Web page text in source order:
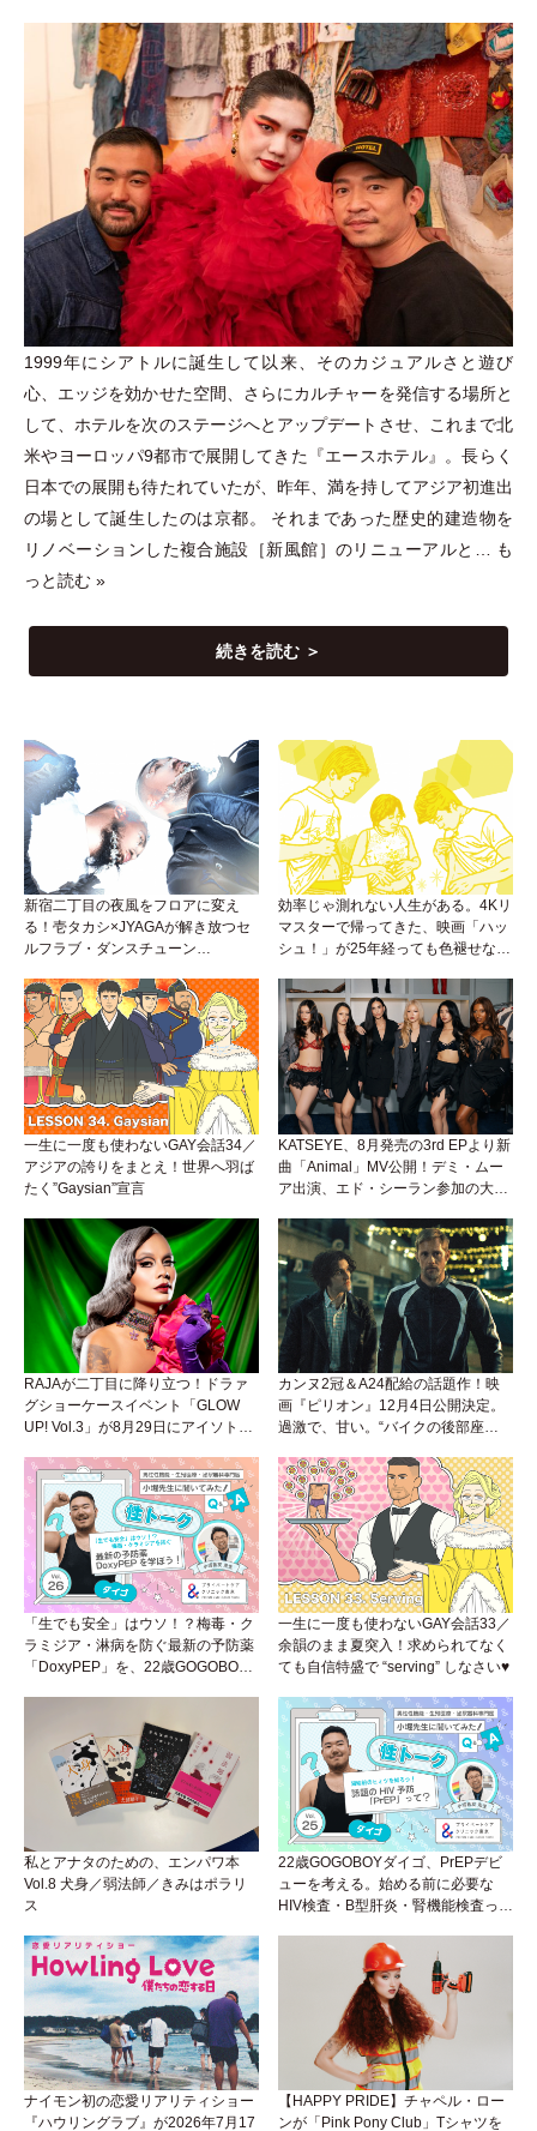
1999年にシアトルに誕生して以来、そのカジュアルさと遊び
心、エッジを効かせた空間、さらにカルチャーを発信する場所と
して、ホテルを次のステージへとアップデートさせ、これまで北
米やヨーロッパ9都市で展開してきた『エースホテル』。長らく
日本での展開も待たれていたが、昨年、満を持してアジア初進出
の場として誕生したのは京都。 それまであった歴史的建造物を
リノベーションした複合施設［新風館］のリニューアルと…
も
っと読む »
続きを読む ＞
新宿二丁目の夜風をフロアに変え
る！壱タカシ×JYAGAが解き放つセ
ルフラブ・ダンスチューン
効率じゃ測れない人生がある。4Kリ
マスターで帰ってきた、映画「ハッ
シュ！」が25年経っても色褪せない
一生に一度も使わないGAY会話34／
アジアの誇りをまとえ！世界へ羽ば
たく”Gaysian”宣言
KATSEYE、8月発売の3rd EPより新
曲「Animal」MV公開！デミ・ムー
ア出演、エド・シーラン参加の大胆
RAJAが二丁目に降り立つ！ドラァ
グショーケースイベント「GLOW
UP! Vol.3」が8月29日にアイソトー
カンヌ2冠＆A24配給の話題作！映
画『ピリオン』12月4日公開決定。
過激で、甘い。“バイクの後部座
「生でも安全」はウソ！？梅毒・ク
ラミジア・淋病を防ぐ最新の予防薬
「DoxyPEP」を、22歳GOGOBOY
（Vol.26）
一生に一度も使わないGAY会話33／
余韻のまま夏突入！求められてなく
ても自信特盛で “serving” しなさい♥
私とアナタのための、エンパワ本
Vol.8 犬身／弱法師／きみはポラリ
ス
22歳GOGOBOYダイゴ、PrEPデビ
ューを考える。始める前に必要な
HIV検査・B型肝炎・腎機能検査っ
性トーク～聞きにくいことは小堀先
生に聞けばイイ！（Vol.25）
ナイモン初の恋愛リアリティショー
『ハウリングラブ』が2026年7月17
【HAPPY PRIDE】チャペル・ロー
ンが「Pink Pony Club」Tシャツを